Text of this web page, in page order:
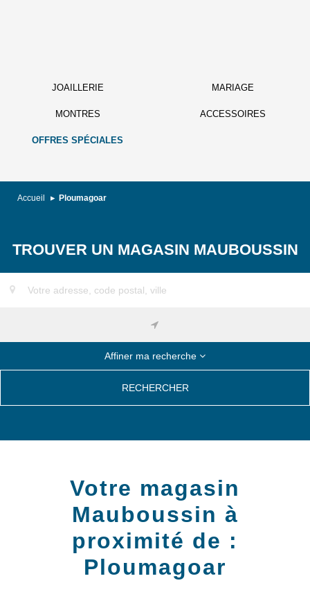
JOAILLERIE MARIAGE
MONTRES ACCESSOIRES
OFFRES SPÉCIALES
Accueil Ploumagoar
TROUVER UN MAGASIN MAUBOUSSIN
Affiner ma recherche
RECHERCHER
Votre magasin
Mauboussin à
proximité de :
Ploumagoar